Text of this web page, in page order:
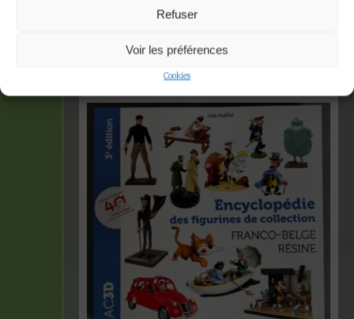
Refuser
Voir les préférences
Cookies
Tintin
Affichage de 1–16 sur 457 résultats